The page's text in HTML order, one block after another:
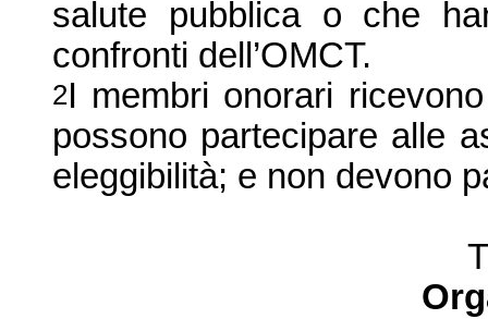
salute pubblica o che
confronti dell’OMCT.
2I membri onorari
possono partecipare alle
eleggibilità; e non devono